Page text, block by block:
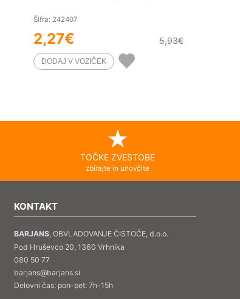
Šifra: 242407
2,27€ 5,93€
TOČKE ZVESTOBE
zbirajte in unovčite
KONTAKT
BARJANS, OBVLADOVANJE ČISTOČE, d.o.o.
Pod Hruševco 20, 1360 Vrhnika
080 50 77
barjans@barjans.si
Delovni čas: pon-pet: 7h-15h